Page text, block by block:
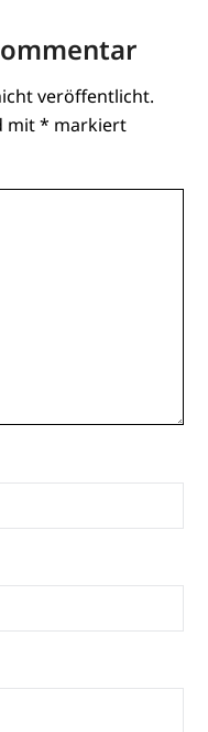
veröffentlicht.
mit* markiert